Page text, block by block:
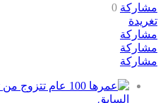
مشاركة 0
تغريدة
مشاركة
مشاركة
مشاركة
السابق